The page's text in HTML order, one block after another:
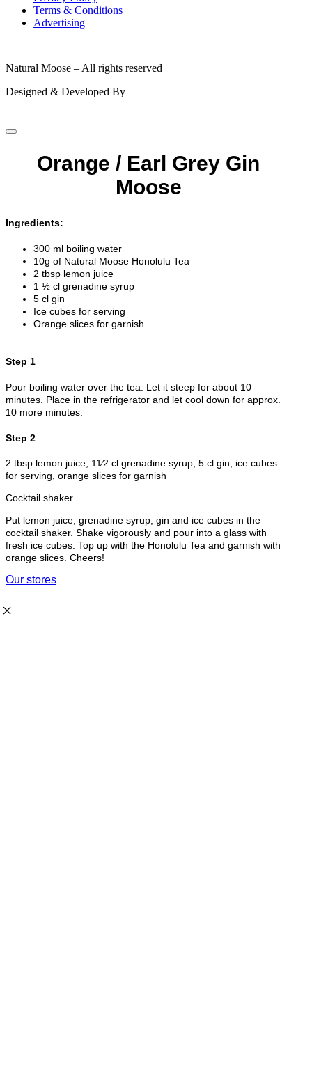
Terms & Conditions
Advertising
Natural Moose – All rights reserved
Designed & Developed By
Orange / Earl Grey Gin
Moose
Ingredients:
300 ml boiling water
10g of Natural Moose Honolulu Tea
2 tbsp lemon juice
1 ½ cl grenadine syrup
5 cl gin
Ice cubes for serving
Orange slices for garnish
Step 1
Pour boiling water over the tea. Let it steep for about 10
minutes. Place in the refrigerator and let cool down for approx.
10 more minutes.
Step 2
2 tbsp lemon juice, 11⁄2 cl grenadine syrup, 5 cl gin, ice cubes
for serving, orange slices for garnish
Cocktail shaker
Put lemon juice, grenadine syrup, gin and ice cubes in the
cocktail shaker. Shake vigorously and pour into a glass with
fresh ice cubes. Top up with the Honolulu Tea and garnish with
orange slices. Cheers!
Our stores